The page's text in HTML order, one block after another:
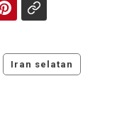
Iran selatan